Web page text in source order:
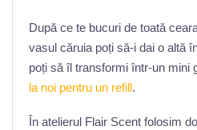
După ce te bucuri de toată
vasul căruia poți să-i dai o altă
poți să îl transformi într-un mini
la noi pentru un refill.
În atelierul Flair Scent folosim